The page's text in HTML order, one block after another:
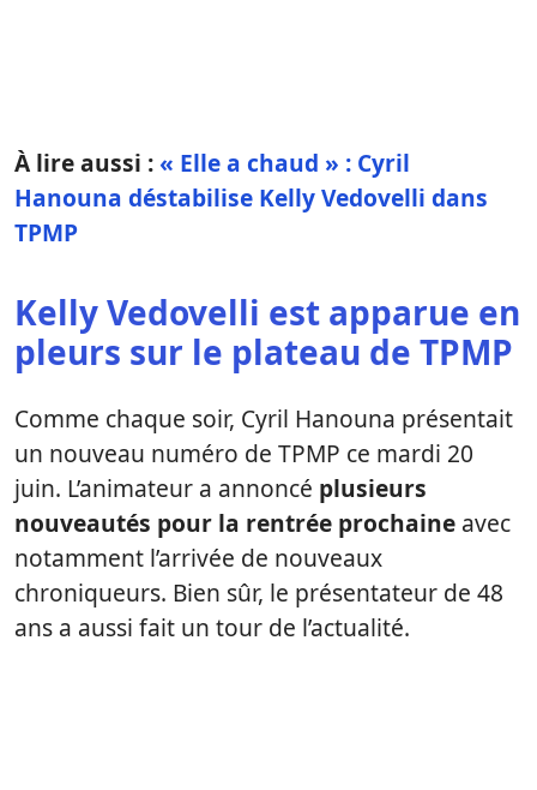
À lire aussi :« Elle a chaud » : Cyril
Hanouna déstabilise Kelly Vedovelli dans
TPMP
Kelly Vedovelli est apparue en
pleurs sur le plateau de TPMP
Comme chaque soir, Cyril Hanouna présentait
un nouveau numéro de TPMP ce mardi 20
juin. L’animateur a annoncé plusieurs
nouveautés pour la rentrée prochaine avec
notamment l’arrivée de nouveaux
chroniqueurs. Bien sûr, le présentateur de 48
ans a aussi fait un tour de l’actualité.